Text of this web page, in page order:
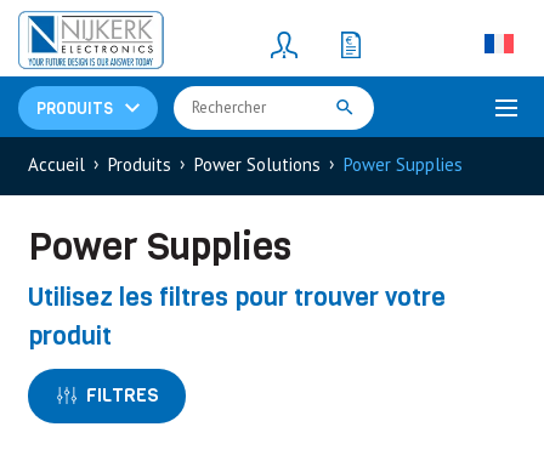
PRODUITS
Resistors(781)
Shunt Resistor
Accueil Produits Power Solutions Power Supplies
Power Supplies
Utilisez les filtres pour trouver votre
produit
FILTRES